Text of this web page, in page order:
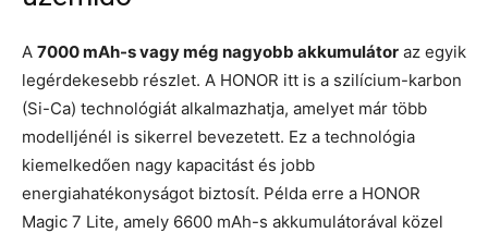
A 7000 mAh-s vagy még nagyobb akkumulátor az egyik
legérdekesebb részlet. A HONOR itt is a szilícium-karbon
(Si-Ca) technológiát alkalmazhatja, amelyet már több
modelljénél is sikerrel bevezetett. Ez a technológia
kiemelkedően nagy kapacitást és jobb
energiahatékonyságot biztosít. Példa erre a HONOR
Magic 7 Lite, amely 6600 mAh-s akkumulátorával közel